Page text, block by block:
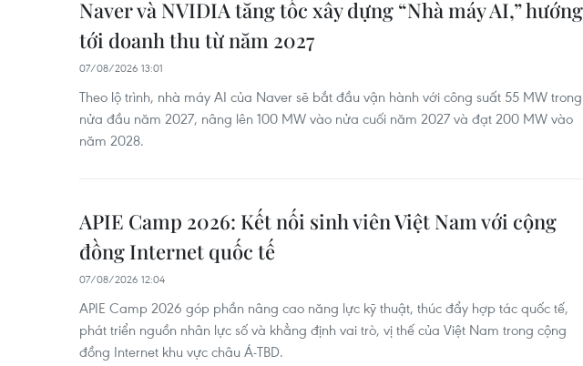
Naver và NVIDIA tăng tốc xây dựng “Nhà máy AI,” hướng
tới doanh thu từ năm 2027
07/08/2026 13:01
Theo lộ trình, nhà máy AI của Naver sẽ bắt đầu vận hành với công suất 55 MW trong
nửa đầu năm 2027, nâng lên 100 MW vào nửa cuối năm 2027 và đạt 200 MW vào
năm 2028.
APIE Camp 2026: Kết nối sinh viên Việt Nam với cộng
đồng Internet quốc tế
07/08/2026 12:04
APIE Camp 2026 góp phần nâng cao năng lực kỹ thuật, thúc đẩy hợp tác quốc tế,
phát triển nguồn nhân lực số và khẳng định vai trò, vị thế của Việt Nam trong cộng
đồng Internet khu vực châu Á-TBD.